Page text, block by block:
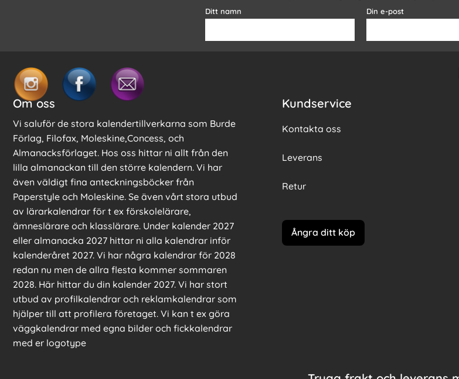
Ditt namn
Din e-post
Om oss
Vi saluför de stora kalendertillverkarna som Burde
Förlag, Filofax, Moleskine,Concess, och
Almanacksförlaget. Hos oss hittar ni allt från den
lilla almanackan till den större kalendern. Vi har
även väldigt fina anteckningsböcker från
Paperstyle och Moleskine. Se även vårt stora utbud
av lärarkalendrar för t ex förskolelärare,
ämneslärare och klasslärare. Under kalender 2027
eller almanacka 2027 hittar ni alla kalendrar inför
kalenderåret 2027. Vi har några kalendrar för 2028
redan nu men de allra flesta kommer sommaren
2028. Här hittar du din kalender 2027. Vi har stort
utbud av profilkalendrar och reklamkalendrar som
hjälper till att profilera företaget. Vi kan t ex göra
väggkalendrar med egna bilder och fickkalendrar
med er logotype
Kundservice
Kontakta oss
Leverans
Retur
Ångra ditt köp